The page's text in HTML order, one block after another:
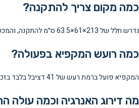
כמה מקום צריך להתקנה?
נדרש חלל של 213×61×63.5 ס״מ להתקנה, והמכשיר עצמו במידות 212×60.9×62.0 ס״מ. חשוב להשאיר מקום לפתיחת הדלת (118 ס״מ עומק כולל).
כמה רועש המקפיא בפעולה?
המקפיא פועל ברמת רעש של 41 דציבל בלבד בזכות המנוע הינברטר המתקדם, מה שהופך אותו לשקט במיוחד למכשיר ביתי.
מה דירוג האנרגיה וכמה עולה